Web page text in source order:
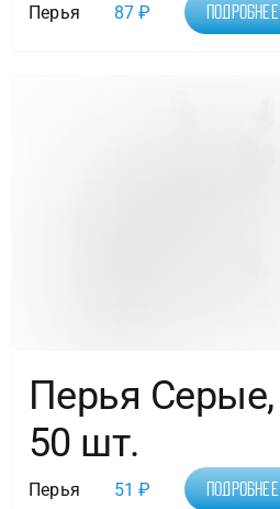
Перья 87₽ Подробнее
Перья Серые,
50 шт.
Перья 51₽ Подробнее